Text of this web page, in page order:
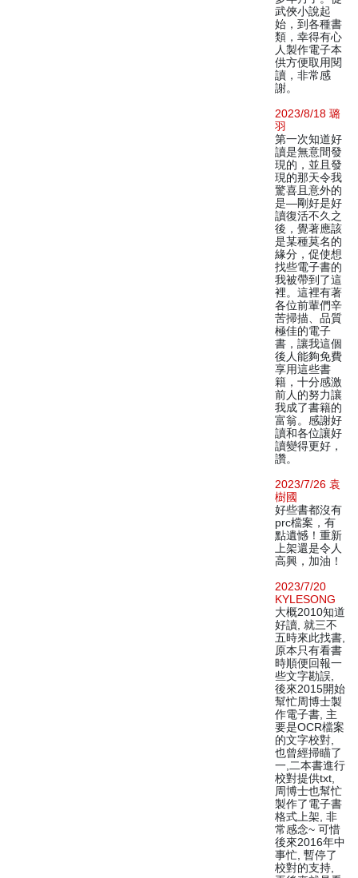
武俠小說起
始，到各種書
類，幸得有心
人製作電子本
供方便取用閱
讀，非常感
謝。
2023/8/18 璐
羽
第一次知道好
讀是無意間發
現的，並且發
現的那天令我
驚喜且意外的
是—剛好是好
讀復活不久之
後，覺著應該
是某種莫名的
緣分，促使想
找些電子書的
我被帶到了這
裡。這裡有著
各位前輩們辛
苦掃描、品質
極佳的電子
書，讓我這個
後人能夠免費
享用這些書
籍，十分感激
前人的努力讓
我成了書籍的
富翁。感謝好
讀和各位讓好
讀變得更好，
讚。
2023/7/26 袁
樹國
好些書都沒有
prc檔案，有
點遺憾！重新
上架還是令人
高興，加油！
2023/7/20
KYLESONG
大概2010知道
好讀, 就三不
五時來此找書,
原本只有看書
時順便回報一
些文字勘誤,
後來2015開始
幫忙周博士製
作電子書, 主
要是OCR檔案
的文字校對,
也曾經掃瞄了
一,二本書進行
校對提供txt,
周博士也幫忙
製作了電子書
格式上架, 非
常感念~ 可惜
後來2016年中
事忙, 暫停了
校對的支持,